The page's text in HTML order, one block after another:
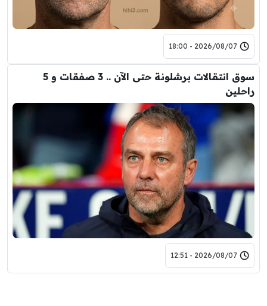
2026/08/07 - 18:00
سوق انتقالات برشلونة حتى الآن .. 3 صفقات و 5
راحلين
2026/08/07 - 12:51